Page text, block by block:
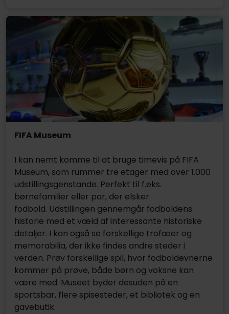
FIFA Museum
I kan nemt komme til at bruge timevis på FIFA
Museum, som rummer tre etager med over 1.000
udstillingsgenstande. Perfekt til f.eks.
børnefamilier eller par, der elsker
fodbold. Udstillingen gennemgår fodboldens
historie med et væld af interessante historiske
detaljer. I kan også se forskellige trofæer og
memorabilia, der ikke findes andre steder i
verden. Prøv forskellige spil, hvor fodboldevnerne
kommer på prøve, både børn og voksne kan
være med. Museet byder desuden på en
sportsbar, flere spisesteder, et bibliotek og en
gavebutik.